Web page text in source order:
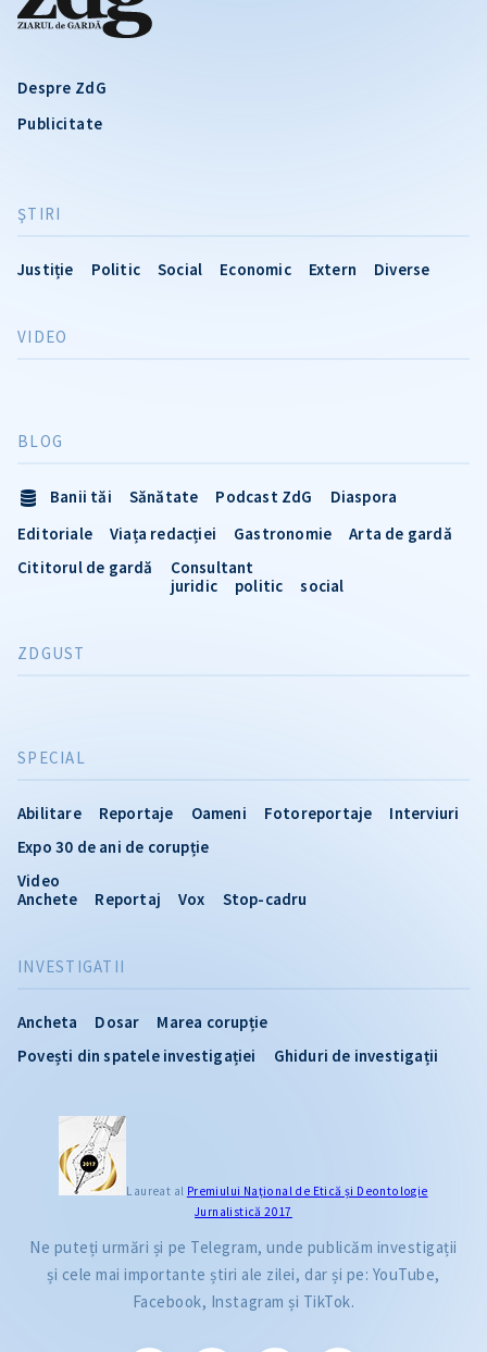
Despre ZdG
Publicitate
ŞTIRI
Justiție Politic Social Economic Extern Diverse
INVESTIGATII
Ancheta Dosar
Marea corupție
Povești din spatele investigației
Ghiduri de investigații
VIDEO
SPECIAL
Abilitare Reportaje Oameni Fotoreportaje
Interviuri
Expo 30 de ani de corupție
Video
Anchete
Reportaj Vox Stop-cadru
BLOG
Banii tăi Sănătate Podcast ZdG
Diaspora
Editoriale
Viața redacției Gastronomie
Arta de gardă
Cititorul de gardă
Consultant
juridic
politic social
ZDGUST
Laureat al Premiului Naţional de Etică și Deontologie
Jurnalistică 2017
Ne puteți urmări și pe Telegram, unde publicăm investigații
și cele mai importante știri ale zilei, dar și pe: YouTube,
Facebook, Instagram și TikTok.